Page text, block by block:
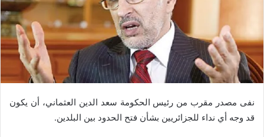
نفى مصدر مقرب من رئيس الحكومة سعد الدين العثماني، أن يكون
قد وجه أي نداء للجزائريين بشأن فتح الحدود بين البلدين.